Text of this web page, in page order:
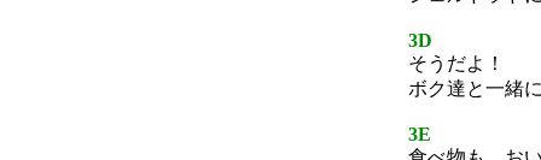
3D
そうだよ！
ボク達と一緒
3E